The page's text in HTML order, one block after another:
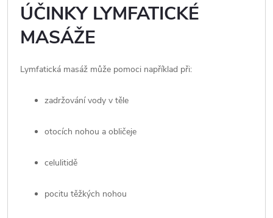
ÚČINKY LYMFATICKÉ
MASÁŽE
Lymfatická masáž může pomoci například při:
zadržování vody v těle
otocích nohou a obličeje
celulitidě
pocitu těžkých nohou